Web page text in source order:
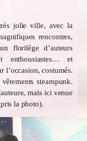
jolie ville, avec la
rencontres,
florilège d’auteurs
enthousiastes… et
l’occasion, costumés.
steampunk.
mais ici venue
la photo).